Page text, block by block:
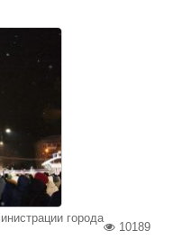
города
10189